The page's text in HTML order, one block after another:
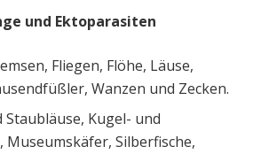
und Ektoparasiten
Fliegen, Flöhe, Läuse,
Wanzen und Zecken.
Staubläuse, Kugel- und
Museumskäfer, Silberfische,